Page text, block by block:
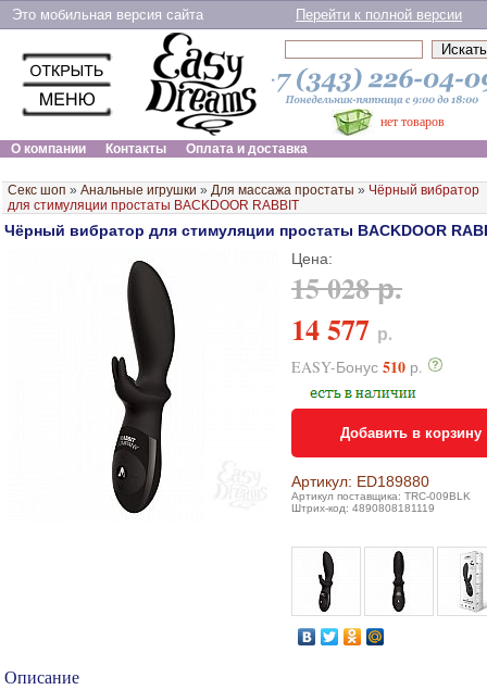
Это мобильная версия сайта Перейти к полной версии
нет товаров
О компании
Контакты Оплата и доставка
Секс шоп » Анальные игрушки » Для массажа простаты » Чёрный вибратор
для стимуляции простаты BACKDOOR RABBIT
Чёрный вибратор для стимуляции простаты BACKDOOR
Цена:
15 028 р.
14 577 р.
EASY-Бонус 510 р.
Добавить в корзину
Артикул: ED189880
Артикул поставщика: TRC-009BLK
Штрих-код: 4890808181119
Описание